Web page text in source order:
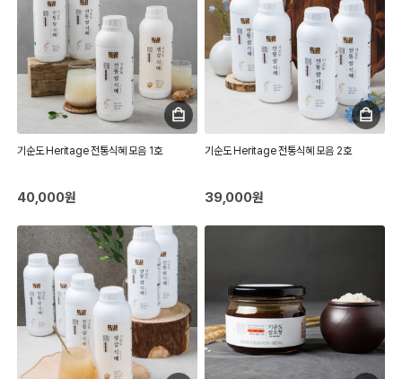
기순도 Heritage 전통식혜 모음 1호
40,000원
기순도 Heritage 전통식혜 모음 2호
39,000원